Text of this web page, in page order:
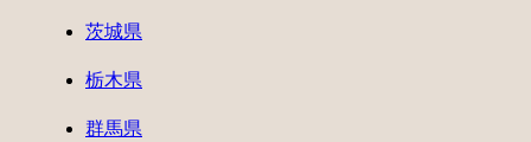
茨城県
栃木県
群馬県